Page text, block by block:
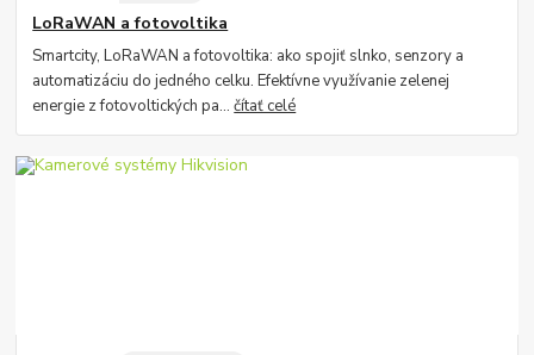
LoRaWAN a fotovoltika
Smartcity, LoRaWAN a fotovoltika: ako spojiť slnko, senzory a
automatizáciu do jedného celku. Efektívne využívanie zelenej
energie z fotovoltických pa...čítať celé